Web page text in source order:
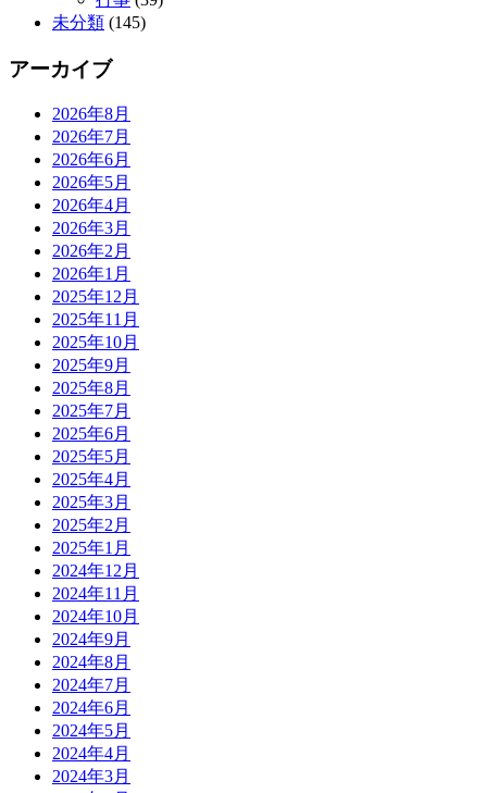
未分類 (145)
アーカイブ
2026年8月
2026年7月
2026年6月
2026年5月
2026年4月
2026年3月
2026年2月
2026年1月
2025年12月
2025年11月
2025年10月
2025年9月
2025年8月
2025年7月
2025年6月
2025年5月
2025年4月
2025年3月
2025年2月
2025年1月
2024年12月
2024年11月
2024年10月
2024年9月
2024年8月
2024年7月
2024年6月
2024年5月
2024年4月
2024年3月